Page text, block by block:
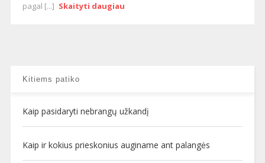
pagal [...] Skaityti daugiau
Kitiems patiko
Kaip pasidaryti nebrangų užkandį
Kaip ir kokius prieskonius auginame ant palangės